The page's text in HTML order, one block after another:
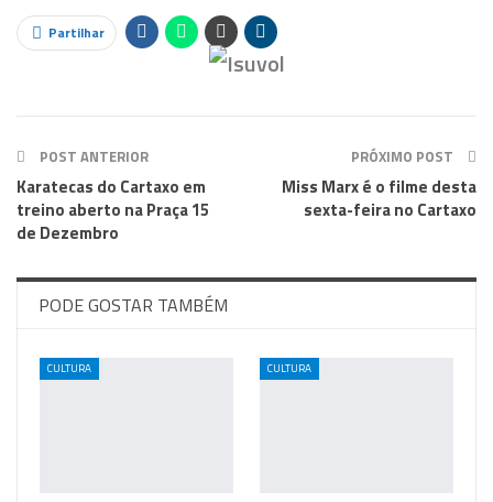
Partilhar
POST ANTERIOR
Karatecas do Cartaxo em
treino aberto na Praça 15
de Dezembro
PRÓXIMO POST
Miss Marx é o filme desta
sexta-feira no Cartaxo
PODE GOSTAR TAMBÉM
CULTURA CULTURA